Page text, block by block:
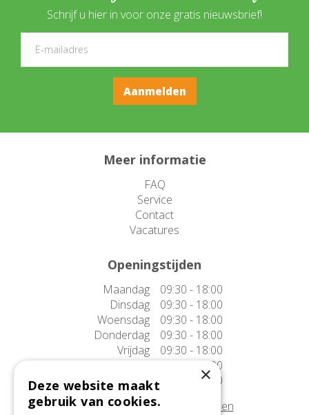
Schrijf u hier in voor onze gratis nieuwsbrief!
Meer informatie
FAQ
Service
Contact
Vacatures
Openingstijden
Maandag
09:30 - 18:00
Dinsdag
09:30 - 18:00
Woensdag
09:30 - 18:00
Donderdag
09:30 - 18:00
Vrijdag
09:30 - 18:00
Zaterdag
09:30 - 17:00
Zondag
10:00 - 17:00
Afwijkende openingstijden tonen
×
Deze website maakt
gebruik van cookies.